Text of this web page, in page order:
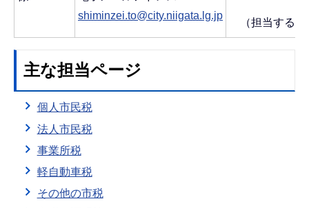
shiminzei.to@city.niigata.lg.jp
（担当する区
主な担当ページ
個人市民税
法人市民税
事業所税
軽自動車税
その他の市税